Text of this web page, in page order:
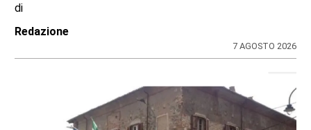
di
Redazione
7 AGOSTO 2026